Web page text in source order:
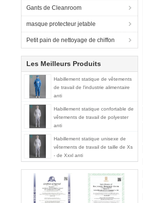
Gants de Cleanroom
masque protecteur jetable
Petit pain de nettoyage de chiffon
Les Meilleurs Produits
Habillement statique de vêtements
de travail de l'industrie alimentaire
anti
Habillement statique confortable de
vêtements de travail de polyester
anti
Habillement statique unisexe de
vêtements de travail de taille de Xs
- de Xxxl anti